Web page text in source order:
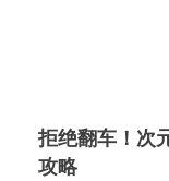
拒绝翻车！次
攻略